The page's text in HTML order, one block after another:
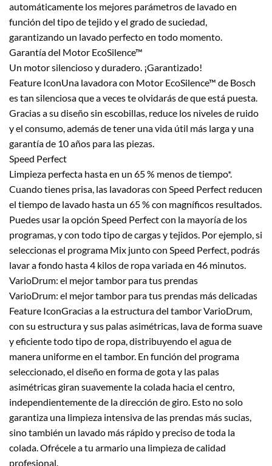
automáticamente los mejores parámetros de lavado en
función del tipo de tejido y el grado de suciedad,
garantizando un lavado perfecto en todo momento.
Garantía del Motor EcoSilence™
Un motor silencioso y duradero. ¡Garantizado!
Feature IconUna lavadora con Motor EcoSilence™ de Bosch
es tan silenciosa que a veces te olvidarás de que está puesta.
Gracias a su diseño sin escobillas, reduce los niveles de ruido
y el consumo, además de tener una vida útil más larga y una
garantía de 10 años para las piezas.
Speed Perfect
Limpieza perfecta hasta en un 65 % menos de tiempo*.
Cuando tienes prisa, las lavadoras con Speed Perfect reducen
el tiempo de lavado hasta un 65 % con magníficos resultados.
Puedes usar la opción Speed Perfect con la mayoría de los
programas, y con todo tipo de cargas y tejidos. Por ejemplo, si
seleccionas el programa Mix junto con Speed Perfect, podrás
lavar a fondo hasta 4 kilos de ropa variada en 46 minutos.
VarioDrum: el mejor tambor para tus prendas
VarioDrum: el mejor tambor para tus prendas más delicadas
Feature IconGracias a la estructura del tambor VarioDrum,
con su estructura y sus palas asimétricas, lava de forma suave
y eficiente todo tipo de ropa, distribuyendo el agua de
manera uniforme en el tambor. En función del programa
seleccionado, el diseño en forma de gota y las palas
asimétricas giran suavemente la colada hacia el centro,
independientemente de la dirección de giro. Esto no solo
garantiza una limpieza intensiva de las prendas más sucias,
sino también un lavado más rápido y preciso de toda la
colada. Ofrécele a tu armario una limpieza de calidad
profesional.